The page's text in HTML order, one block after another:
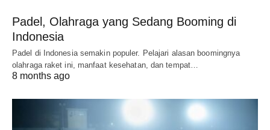
Padel, Olahraga yang Sedang Booming di
Indonesia
Padel di Indonesia semakin populer. Pelajari alasan boomingnya
olahraga raket ini, manfaat kesehatan, dan tempat…
8 months ago